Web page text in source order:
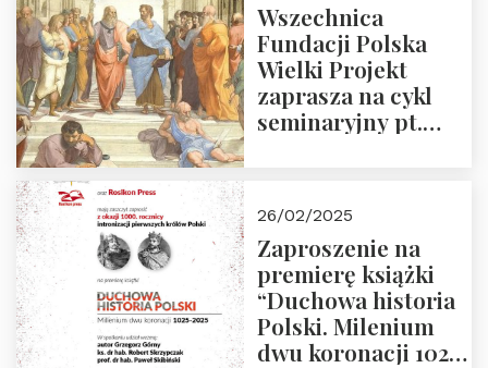
Wszechnica
Fundacji Polska
Wielki Projekt
zaprasza na cykl
seminaryjny pt.
26/02/2025
Zaproszenie na
premierę książki
“Duchowa historia
Polski. Milenium
dwu koronacji 1025-